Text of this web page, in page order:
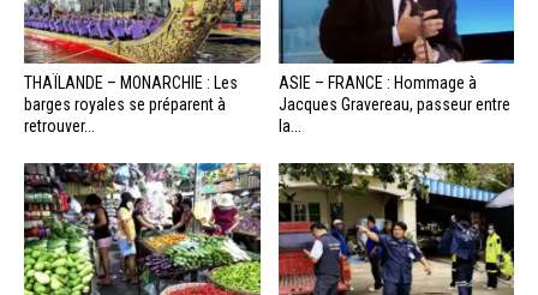
THAÏLANDE – MONARCHIE : Les
barges royales se préparent à
retrouver...
ASIE – FRANCE : Hommage à
Jacques Gravereau, passeur entre
la...